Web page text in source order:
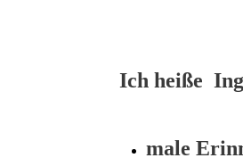
Ich heiße
male